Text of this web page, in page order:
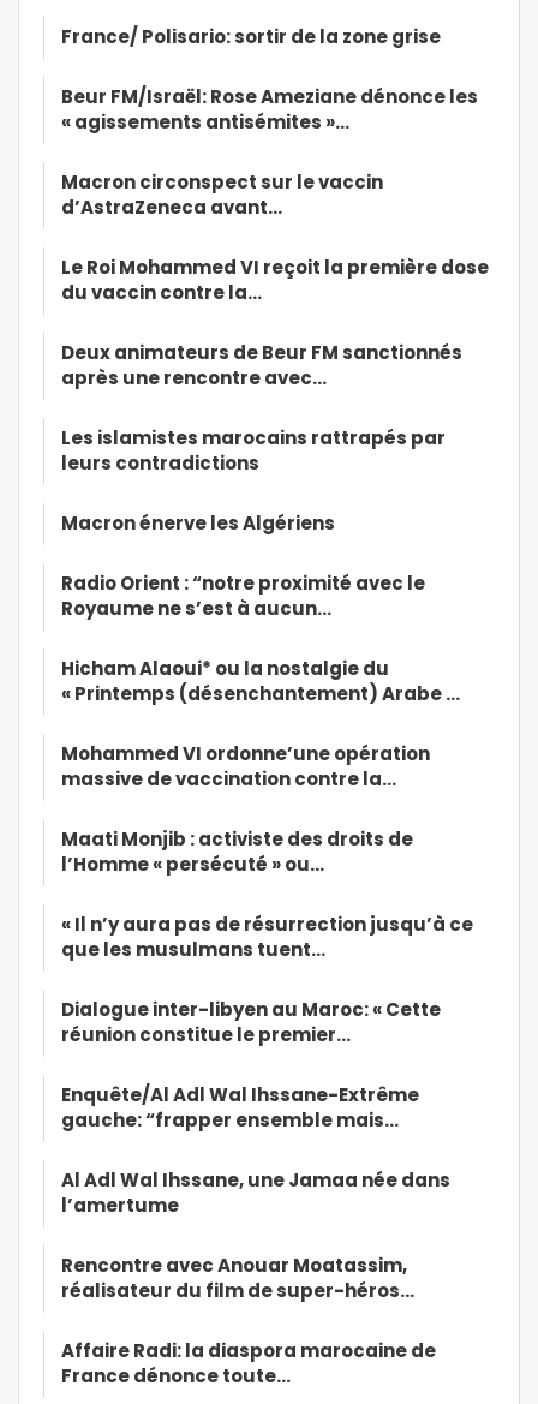
France/ Polisario: sortir de la zone grise
Beur FM/Israël: Rose Ameziane dénonce les
« agissements antisémites »…
Macron circonspect sur le vaccin
d’AstraZeneca avant…
Le Roi Mohammed VI reçoit la première dose
du vaccin contre la…
Deux animateurs de Beur FM sanctionnés
après une rencontre avec…
Les islamistes marocains rattrapés par
leurs contradictions
Macron énerve les Algériens
Radio Orient : “notre proximité avec le
Royaume ne s’est à aucun…
Hicham Alaoui* ou la nostalgie du
« Printemps (désenchantement) Arabe …
Mohammed VI ordonne’une opération
massive de vaccination contre la…
Maati Monjib : activiste des droits de
l’Homme « persécuté » ou…
« Il n’y aura pas de résurrection jusqu’à ce
que les musulmans tuent…
Dialogue inter-libyen au Maroc: « Cette
réunion constitue le premier…
Enquête/Al Adl Wal Ihssane-Extrême
gauche: “frapper ensemble mais…
Al Adl Wal Ihssane, une Jamaa née dans
l’amertume
Rencontre avec Anouar Moatassim,
réalisateur du film de super-héros…
Affaire Radi: la diaspora marocaine de
France dénonce toute…